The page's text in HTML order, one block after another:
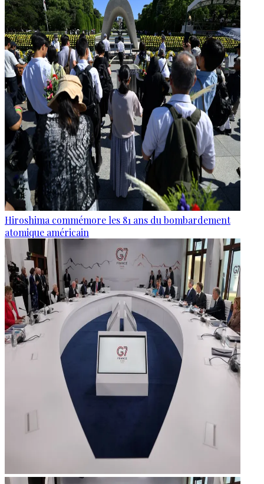
Hiroshima commémore les 81 ans du bombardement
atomique américain